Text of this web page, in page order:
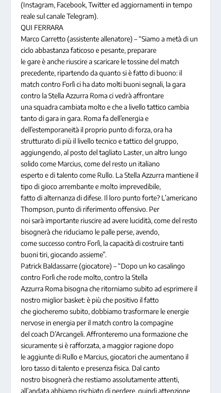
(Instagram, Facebook, Twitter ed aggiornamenti in tempo
reale sul canale Telegram).
QUI FERRARA
Marco Carretto (assistente allenatore) – “Siamo a metà di un
ciclo abbastanza faticoso e pesante, preparare
le gare è anche riuscire a scaricare le tossine del match
precedente, ripartendo da quanto si è fatto di buono: il
match contro Forlì ci ha dato molti buoni segnali, la gara
contro la Stella Azzurra Roma ci vedrà affrontare
una squadra cambiata molto e che a livello tattico cambia
tanto di gara in gara. Roma fa dell’energia e
dell’estemporaneità il proprio punto di forza, ora ha
strutturato di più il livello tecnico e tattico del gruppo,
aggiungendo, al posto del tagliato Laster, un altro lungo
solido come Marcius, come del resto un italiano
esperto e di talento come Rullo. La Stella Azzurra mantiene il
tipo di gioco arrembante e molto imprevedibile,
fatto di alternanza di difese. Il loro punto forte? L’americano
Thompson, punto di riferimento offensivo. Per
noi sarà importante riuscire ad avere lucidità, come del resto
bisognerà che riduciamo le palle perse, avendo,
come successo contro Forlì, la capacità di costruire tanti
buoni tiri, giocando assieme”.
Patrick Baldassarre (giocatore) – “Dopo un ko casalingo
contro Forlì che rode molto, contro la Stella
Azzurra Roma bisogna che ritorniamo subito ad esprimere il
nostro miglior basket: è più che positivo il fatto
che giocheremo subito, dobbiamo trasformare le energie
nervose in energia per il match contro la compagine
del coach D’Arcangeli. Affronteremo una formazione che
sicuramente si è rafforzata, a maggior ragione dopo
le aggiunte di Rullo e Marcius, giocatori che aumentano il
loro tasso di talento e presenza fisica. Dal canto
nostro bisognerà che restiamo assolutamente attenti,
all’andata abbiamo rischiato di perdere, quindi attenzione